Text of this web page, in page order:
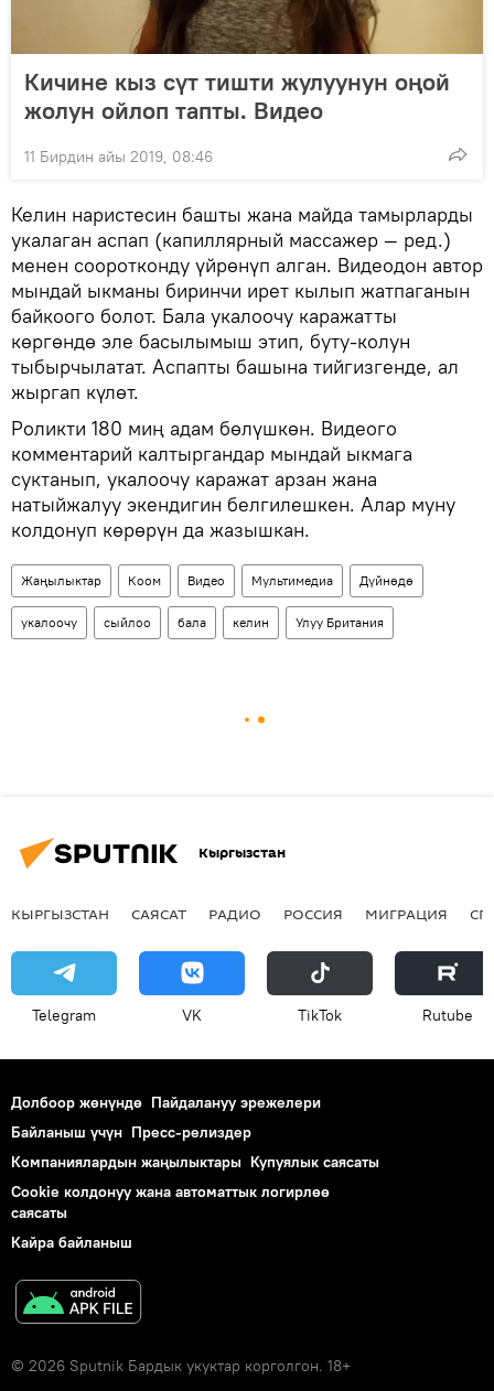
Кичине кыз сүт тишти жулуунун оңой
жолун ойлоп тапты. Видео
11 Бирдин айы 2019, 08:46
Келин наристесин башты жана майда тамырларды
укалаган аспап (капиллярный массажер — ред.)
менен сооротконду үйрөнүп алган. Видеодон автор
мындай ыкманы биринчи ирет кылып жатпаганын
байкоого болот. Бала укалоочу каражатты
көргөндө эле басылымыш этип, буту-колун
тыбырчылатат. Аспапты башына тийгизгенде, ал
жыргап күлөт.
Роликти 180 миң адам бөлүшкөн. Видеого
комментарий калтыргандар мындай ыкмага
суктанып, укалоочу каражат арзан жана
натыйжалуу экендигин белгилешкен. Алар муну
колдонуп көрөрүн да жазышкан.
Жаңылыктар Коом Видео Мультимедиа Дүйнөдө
укалоочу сыйлоо бала келин Улуу Британия
Кыргызстан
КЫРГЫЗСТАН САЯСАТ РАДИО РОССИЯ МИГРАЦИЯ
Telegram VK ТikТоk Rutube
Долбоор жөнүндө Пайдалануу эрежелери
Байланыш үчүн Пресс-релиздер
Компаниялардын жаңылыктары Купуялык саясаты
Cookie колдонуу жана автоматтык логирлөө
саясаты
Кайра байланыш
© 2026 Sputnik Бардык укуктар корголгон. 18+